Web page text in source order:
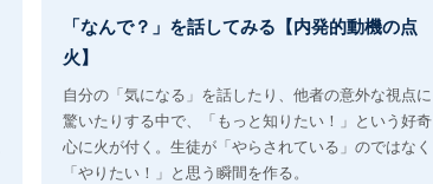
「なんで？」を話してみる【内発的動機の点
火】
自分の「気になる」を話したり、他者の意外な視点に
驚いたりする中で、「もっと知りたい！」という好奇
心に火が付く。生徒が「やらされている」のではなく
「やりたい！」と思う瞬間を作る。